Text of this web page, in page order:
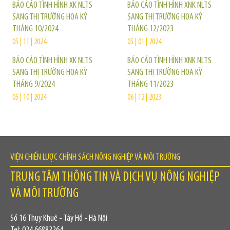
BÁO CÁO TÌNH HÌNH XK NLTS
SANG THỊ TRƯỜNG HOA KỲ
THÁNG 10/2024
05 | 11 | 2024
BÁO CÁO TÌNH HÌNH XK NLTS
SANG THỊ TRƯỜNG HOA KỲ
THÁNG 9/2024
05 | 10 | 2024
BÁO CÁO TÌNH HÌNH XNK NLTS
SANG THỊ TRƯỜNG HOA KỲ
THÁNG 12/2023
05 | 01 | 2024
BÁO CÁO TÌNH HÌNH XNK NLTS
SANG THỊ TRƯỜNG HOA KỲ
THÁNG 11/2023
06 | 12 | 2023
VIỆN CHIẾN LƯỢC CHÍNH SÁCH NÔNG NGHIỆP VÀ MÔI TRƯỜNG
TRUNG TÂM THÔNG TIN VÀ DỊCH VỤ NÔNG NGHIỆP
VÀ MÔI TRƯỜNG
Số 16 Thụy Khuê - Tây Hồ - Hà Nội